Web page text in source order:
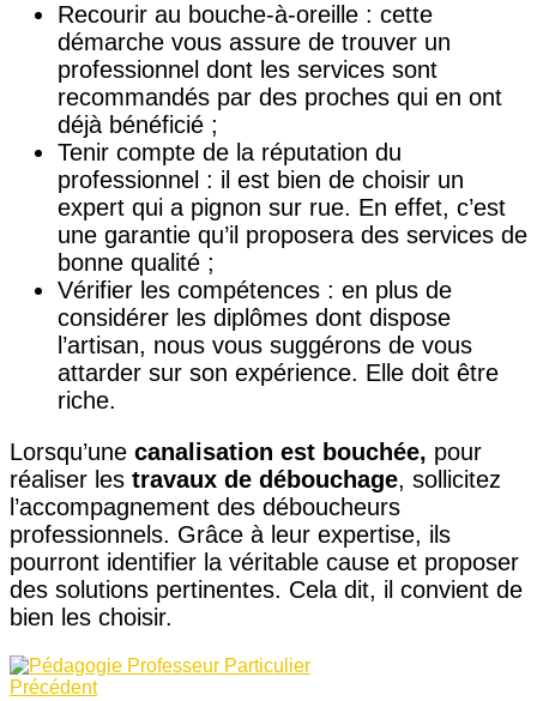
Recourir au bouche-à-oreille : cette
démarche vous assure de trouver un
professionnel dont les services sont
recommandés par des proches qui en ont
déjà bénéficié ;
Tenir compte de la réputation du
professionnel : il est bien de choisir un
expert qui a pignon sur rue. En effet, c’est
une garantie qu’il proposera des services de
bonne qualité ;
Vérifier les compétences : en plus de
considérer les diplômes dont dispose
l’artisan, nous vous suggérons de vous
attarder sur son expérience. Elle doit être
riche.
Lorsqu’une canalisation est bouchée, pour
réaliser les travaux de débouchage, sollicitez
l’accompagnement des déboucheurs
professionnels. Grâce à leur expertise, ils
pourront identifier la véritable cause et proposer
des solutions pertinentes. Cela dit, il convient de
bien les choisir.
Précédent